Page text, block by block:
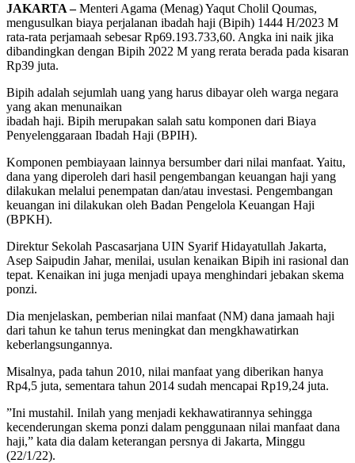
JAKARTA –Menteri Agama (Menag) Yaqut Cholil Qoumas,
mengusulkan biaya perjalanan ibadah haji (Bipih) 1444 H/2023 M
rata-rata perjamaah sebesar Rp69.193.733,60. Angka ini naik jika
dibandingkan dengan Bipih 2022 M yang rerata berada pada kisaran
Rp39 juta.
Bipih adalah sejumlah uang yang harus dibayar oleh warga negara
yang akan menunaikan
ibadah haji. Bipih merupakan salah satu komponen dari Biaya
Penyelenggaraan Ibadah Haji (BPIH).
Komponen pembiayaan lainnya bersumber dari nilai manfaat. Yaitu,
dana yang diperoleh dari hasil pengembangan keuangan haji yang
dilakukan melalui penempatan dan/atau investasi. Pengembangan
keuangan ini dilakukan oleh Badan Pengelola Keuangan Haji
(BPKH).
Direktur Sekolah Pascasarjana UIN Syarif Hidayatullah Jakarta,
Asep Saipudin Jahar, menilai, usulan kenaikan Bipih ini rasional dan
tepat. Kenaikan ini juga menjadi upaya menghindari jebakan skema
ponzi.
Dia menjelaskan, pemberian nilai manfaat (NM) dana jamaah haji
dari tahun ke tahun terus meningkat dan mengkhawatirkan
keberlangsungannya.
Misalnya, pada tahun 2010, nilai manfaat yang diberikan hanya
Rp4,5 juta, sementara tahun 2014 sudah mencapai Rp19,24 juta.
”Ini mustahil. Inilah yang menjadi kekhawatirannya sehingga
kecenderungan skema ponzi dalam penggunaan nilai manfaat dana
haji,” kata dia dalam keterangan persnya di Jakarta, Minggu
(22/1/22).